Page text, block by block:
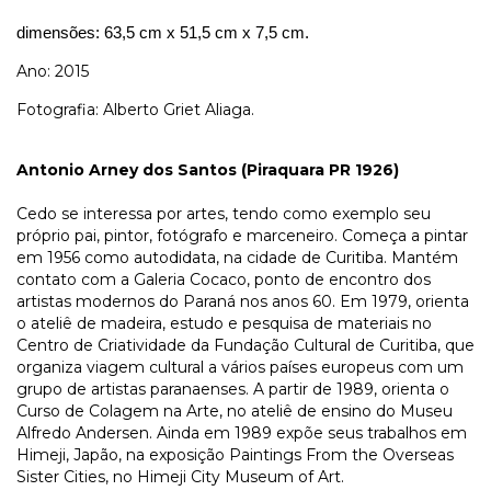
dimensões: 63,5 cm x 51,5 cm x 7,5 cm.
Ano: 2015
Fotografia: Alberto Griet Aliaga.
Antonio Arney dos Santos (Piraquara PR 1926)
Cedo se interessa por artes, tendo como exemplo seu
próprio pai, pintor, fotógrafo e marceneiro. Começa a pintar
em 1956 como autodidata, na cidade de Curitiba. Mantém
contato com a Galeria Cocaco, ponto de encontro dos
artistas modernos do Paraná nos anos 60. Em 1979, orienta
o ateliê de madeira, estudo e pesquisa de materiais no
Centro de Criatividade da Fundação Cultural de Curitiba, que
organiza viagem cultural a vários países europeus com um
grupo de artistas paranaenses. A partir de 1989, orienta o
Curso de Colagem na Arte, no ateliê de ensino do Museu
Alfredo Andersen. Ainda em 1989 expõe seus trabalhos em
Himeji, Japão, na exposição Paintings From the Overseas
Sister Cities, no Himeji City Museum of Art.